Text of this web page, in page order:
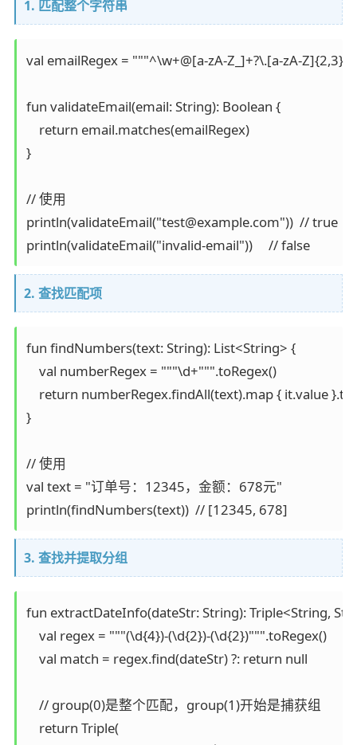
1. 匹配整个字符串
val emailRegex = """^\w+@[a-zA-Z_]+?\.[a-zA-
fun validateEmail(email: String): Boolean {
    return email.matches(emailRegex)
}
// 使用
println(validateEmail("test@example.com"))  // true
println(validateEmail("invalid-email"))     // false
2. 查找匹配项
fun findNumbers(text: String): List<String> {
    val numberRegex = """\d+""".toRegex()
return numberRegex.findAll(text).map { it.value
}
// 使用
val text = "订单号：12345，金额：678元"
println(findNumbers(text))  // [12345, 678]
3. 查找并提取分组
fun extractDateInfo(dateStr: String): Triple<String,
    val regex = """(\d{4})-(\d{2})-(\d{2})""".toRegex()
    val match = regex.find(dateStr) ?: return null
    // group(0)是整个匹配，group(1)开始是捕获组
    return Triple(